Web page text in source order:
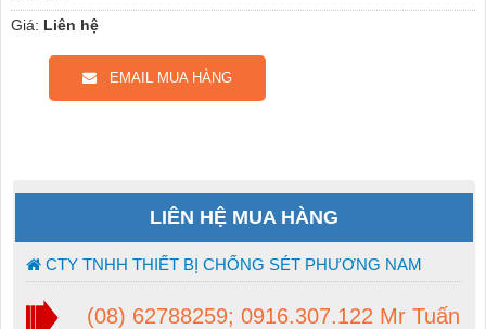
Giá: Liên hệ
EMAIL MUA HÀNG
LIÊN HỆ MUA HÀNG
CTY TNHH THIẾT BỊ CHỐNG SÉT PHƯƠNG NAM
(08) 62788259; 0916.307.122 Mr Tuấn